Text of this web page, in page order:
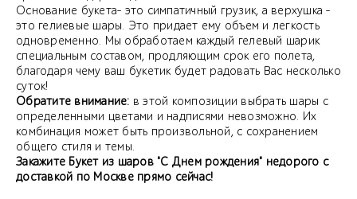
Основание букета- это симпатичный грузик, а верхушка -
это гелиевые шары. Это придает ему объем и легкость
одновременно. Мы обработаем каждый гелевый шарик
специальным составом, продляющим срок его полета,
благодаря чему ваш букетик будет радовать Вас несколько
суток!
Обратите внимание: в этой композиции выбрать шары с
определенными цветами и надписями невозможно. Их
комбинация может быть произвольной, с сохранением
общего стиля и темы.
Закажите Букет из шаров "С Днем рождения" недорого с
доставкой по Москве прямо сейчас!